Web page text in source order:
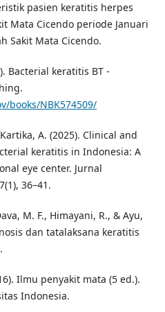
pasien keratitis herpes
Mata Cicendo periode Januari
Sakit Mata Cicendo.
Bacterial keratitis BT -
books/NBK574509/
A. (2025). Clinical and
keratitis in Indonesia: A
eye center. Jurnal
36–41.
M. F., Himayani, R., & Ayu,
dan tatalaksana keratitis
Ilmu penyakit mata (5 ed.).
Indonesia.